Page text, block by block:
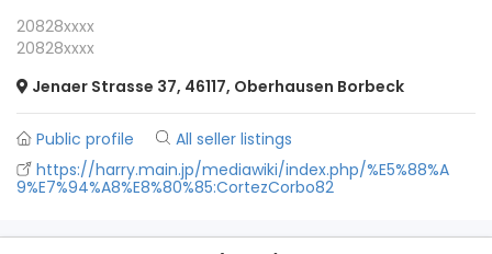
20828xxxx
20828xxxx
Jenaer Strasse 37, 46117, Oberhausen Borbeck
Public profile
All seller listings
https://harry.main.jp/mediawiki/index.php/%E5%88%A
9%E7%94%A8%E8%80%85:CortezCorbo82